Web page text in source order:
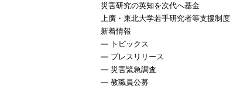
災害研究の英知を次代へ基金
上廣・東北大学若手研究者等支援制度
新着情報
トピックス
プレスリリース
災害緊急調査
教職員公募